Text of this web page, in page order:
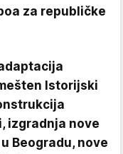
za republičke
Istorijski
izgradnja nove
Beogradu, nove